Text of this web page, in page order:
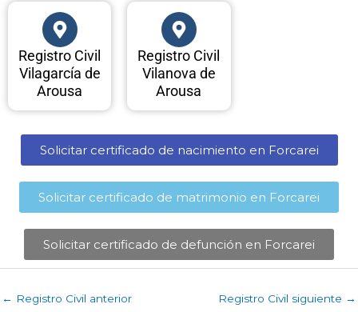
Registro Civil
Vilagarcía de
Arousa
Registro Civil
Vilanova de
Arousa
Solicitar certificado de nacimiento en Forcarei​
Solicitar certificado de matrimonio en Forcarei​
Solicitar certificado de defunción en Forcarei​
← Registro Civil anterior Registro Civil siguiente →